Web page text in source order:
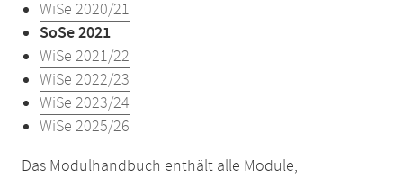
WiSe 2020/21
SoSe 2021
WiSe 2021/22
WiSe 2022/23
WiSe 2023/24
WiSe 2025/26
Das Modulhandbuch enthält alle Module,